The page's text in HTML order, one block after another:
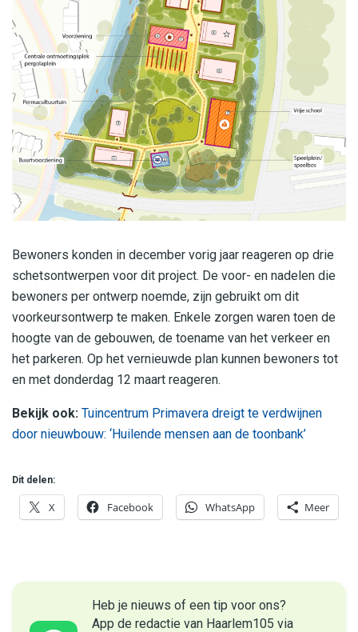
Bewoners konden in december vorig jaar reageren op drie
schetsontwerpen voor dit project. De voor- en nadelen die
bewoners per ontwerp noemde, zijn gebruikt om dit
voorkeursontwerp te maken. Enkele zorgen waren toen de
hoogte van de gebouwen, de toename van het verkeer en
het parkeren. Op het vernieuwde plan kunnen bewoners tot
en met donderdag 12 maart reageren.
Bekijk ook: Tuincentrum Primavera dreigt te verdwijnen
door nieuwbouw: ‘Huilende mensen aan de toonbank’
Dit delen:
X Facebook WhatsApp Meer
Heb je nieuws of een tip voor ons?
App de redactie van Haarlem105 via